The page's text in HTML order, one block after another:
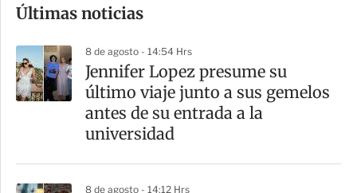
m
a
r
t
Últimas noticias
8 de agosto - 14:54 Hrs
Jennifer Lopez presume su
último viaje junto a sus gemelos
antes de su entrada a la
universidad
8 de agosto - 14:12 Hrs